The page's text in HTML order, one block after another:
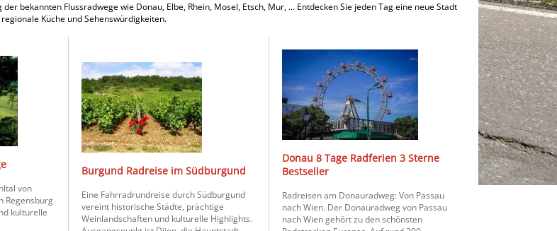
bekannten Flussradwege wie Donau, Elbe, Rhein, Mosel, Etsch, Mur, ... Entdecken Sie jeden Tag eine neue Stadt
Küche und Sehenswürdigkeiten.
von
Regensburg
kulturelle
Burgund Radreise im Südburgund
Eine Fahrradrundreise durch Südburgund
vereint historische Städte, prächtige
Weinlandschaften und kulturelle Highlights.
Donau 8 Tage Radferien 3 Sterne
Bestseller
Radreisen am Donauradweg: Von Passau
nach Wien. Der Donauradweg von Passau
nach Wien gehört zu den schönsten